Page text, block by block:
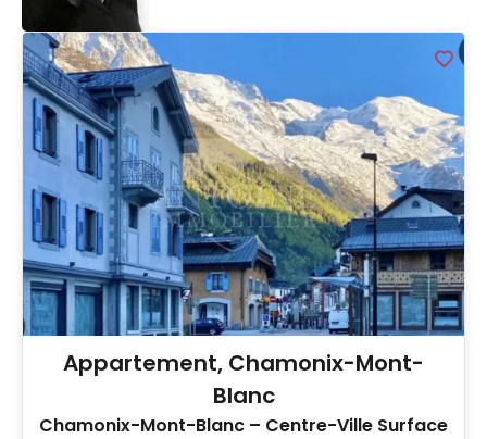
Appartement, Chamonix-Mont-
Blanc
Chamonix-Mont-Blanc – Centre-Ville Surface